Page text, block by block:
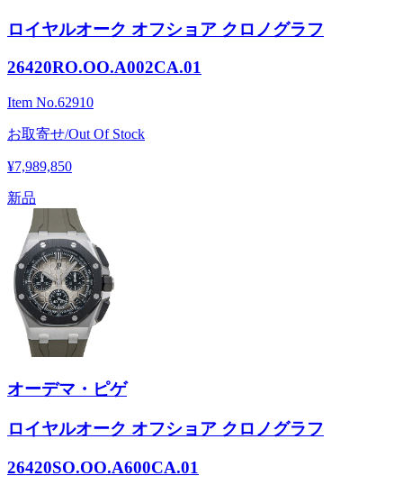
ロイヤルオーク オフショア クロノグラフ
26420RO.OO.A002CA.01
Item No.62910
お取寄せ/Out Of Stock
¥7,989,850
新品
オーデマ・ピゲ
ロイヤルオーク オフショア クロノグラフ
26420SO.OO.A600CA.01